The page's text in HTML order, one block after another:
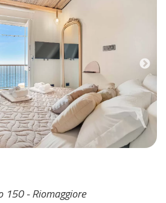
- Riomaggiore